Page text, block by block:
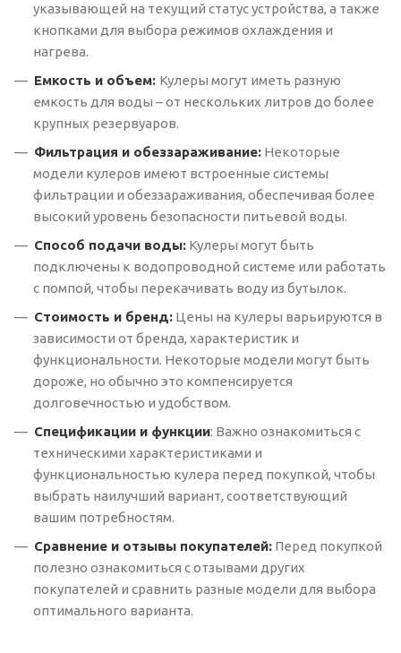
указывающей на текущий статус устройства, а также
кнопками для выбора режимов охлаждения и
нагрева.
Емкость и объем: Кулеры могут иметь разную
емкость для воды – от нескольких литров до более
крупных резервуаров.
Фильтрация и обеззараживание: Некоторые
модели кулеров имеют встроенные системы
фильтрации и обеззараживания, обеспечивая более
высокий уровень безопасности питьевой воды.
Способ подачи воды: Кулеры могут быть
подключены к водопроводной системе или работать
с помпой, чтобы перекачивать воду из бутылок.
Стоимость и бренд: Цены на кулеры варьируются в
зависимости от бренда, характеристик и
функциональности. Некоторые модели могут быть
дороже, но обычно это компенсируется
долговечностью и удобством.
Спецификации и функции: Важно ознакомиться с
техническими характеристиками и
функциональностью кулера перед покупкой, чтобы
выбрать наилучший вариант, соответствующий
вашим потребностям.
Сравнение и отзывы покупателей: Перед покупкой
полезно ознакомиться с отзывами других
покупателей и сравнить разные модели для выбора
оптимального варианта.